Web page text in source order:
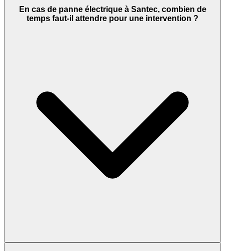
En cas de panne électrique à Santec, combien de
temps faut-il attendre pour une intervention ?